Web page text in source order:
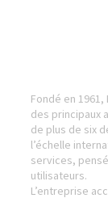
Fondé en
des principaux
de plus de six
l’échelle
services,
utilisateurs.
L’entreprise